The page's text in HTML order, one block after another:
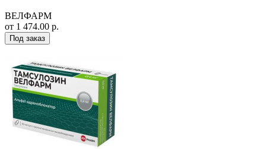
ВЕЛФАРМ
от 1 474.00 р.
Под заказ